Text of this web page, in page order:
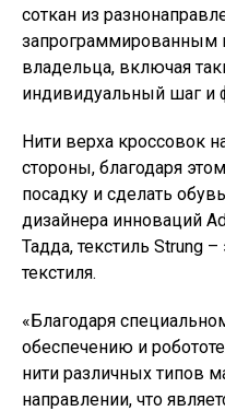
соткан из
запрограммированным
владельца, включая
индивидуальный шаг и
Нити верха кроссовок
стороны, благодаря
посадку и сделать
дизайнера инноваций
Тадда, текстиль Strung
текстиля.
«Благодаря
обеспечению и
нити различных типов
направлении, что